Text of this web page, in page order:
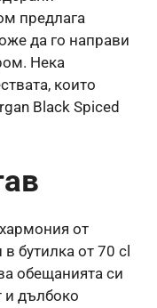
предлага
да го направи
Нека
които
Black Spiced
от
бутилка от 70 cl
обещанията си
и дълбоко